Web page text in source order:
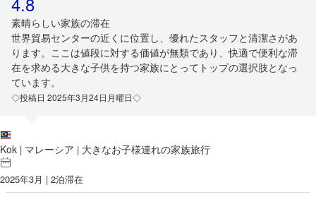
素晴らしい家族の滞在
世界貿易センターの近くに位置し、優れたスタッフと清潔さがあ
ります。ここは値段に対する価値が無類であり、快適で便利な滞
在を求める大きな子供を持つ家族にとってトップの選択肢となっ
ています。
◇投稿日 2025年3月24日月曜日◇
Kok | マレーシア | 大きなお子様連れの家族旅行
2025年3月 | 2泊滞在